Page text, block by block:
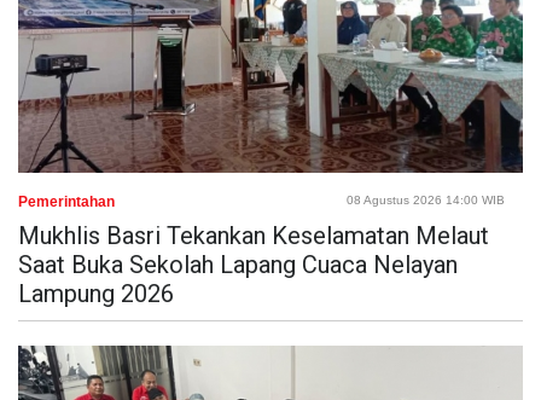
Pemerintahan 08 Agustus 2026 14:00 WIB
Mukhlis Basri Tekankan Keselamatan Melaut
Saat Buka Sekolah Lapang Cuaca Nelayan
Lampung 2026